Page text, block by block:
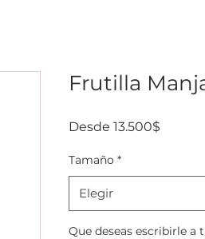
Frutilla
Desde 13.500$
Tamaño *
Elegir
Que deseas escribirle a